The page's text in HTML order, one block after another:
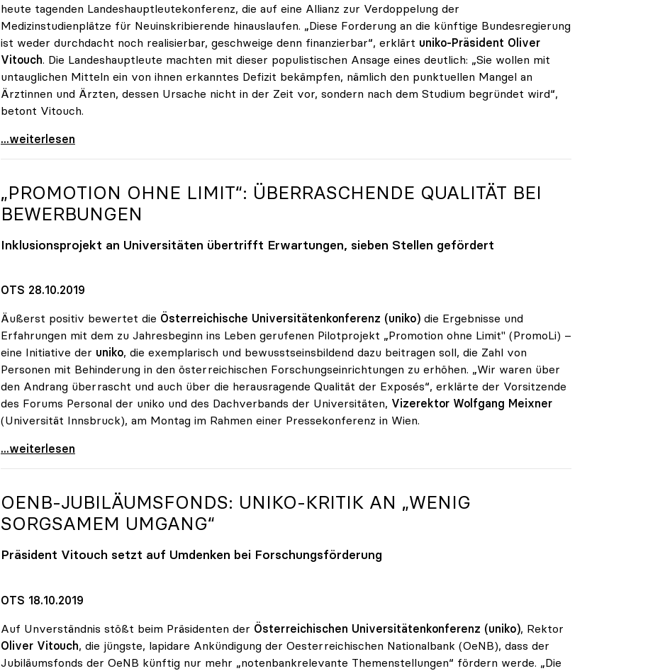
heute tagenden Landeshauptleutekonferenz, die auf eine Allianz zur Verdoppelung der
Medizinstudienplätze für Neuinskribierende hinauslaufen. „Diese Forderung an die künftige Bundesregierung
ist weder durchdacht noch realisierbar, geschweige denn finanzierbar“, erklärt uniko-Präsident Oliver
Vitouch. Die Landeshauptleute machten mit dieser populistischen Ansage eines deutlich: „Sie wollen mit
untauglichen Mitteln ein von ihnen erkanntes Defizit bekämpfen, nämlich den punktuellen Mangel an
Ärztinnen und Ärzten, dessen Ursache nicht in der Zeit vor, sondern nach dem Studium begründet wird“,
betont Vitouch.
Vitouch zu Studienplätzen: „Untaugliche Vorschläge
...weiterlesen
„PROMOTION OHNE LIMIT“: ÜBERRASCHENDE QUALITÄT BEI
BEWERBUNGEN
Inklusionsprojekt an Universitäten übertrifft Erwartungen, sieben Stellen gefördert
OTS 28.10.2019
Äußerst positiv bewertet die Österreichische Universitätenkonferenz (uniko) die Ergebnisse und
Erfahrungen mit dem zu Jahresbeginn ins Leben gerufenen Pilotprojekt „Promotion ohne Limit" (PromoLi) –
eine Initiative der uniko, die exemplarisch und bewusstseinsbildend dazu beitragen soll, die Zahl von
Personen mit Behinderung in den österreichischen Forschungseinrichtungen zu erhöhen. „Wir waren über
den Andrang überrascht und auch über die herausragende Qualität der Exposés“, erklärte der Vorsitzende
des Forums Personal der uniko und des Dachverbands der Universitäten, Vizerektor Wolfgang Meixner
(Universität Innsbruck), am Montag im Rahmen einer Pressekonferenz in Wien.
„Promotion ohne Limit“: Überraschende Qualität bei
...weiterlesen
OENB-JUBILÄUMSFONDS: UNIKO-KRITIK AN „WENIG
SORGSAMEM UMGANG“
Präsident Vitouch setzt auf Umdenken bei Forschungsförderung
OTS 18.10.2019
Auf Unverständnis stößt beim Präsidenten der Österreichischen Universitätenkonferenz (uniko), Rektor
Oliver Vitouch, die jüngste, lapidare Ankündigung der Oesterreichischen Nationalbank (OeNB), dass der
Jubiläumsfonds der OeNB künftig nur mehr „notenbankrelevante Themenstellungen“ fördern werde. „Die